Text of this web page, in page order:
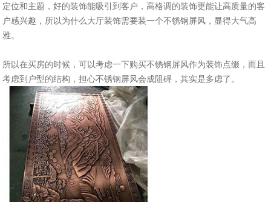
定位和主题，好的装饰能吸引到客户，高格调的装饰更能让高质量的客
户感兴趣，所以为什么大厅装饰需要装一个不锈钢屏风，显得大气高
雅。
所以在买房的时候，可以考虑一下购买不锈钢屏风作为装饰点缀，而且
考虑到户型的结构，担心不锈钢屏风会成阻碍，其实是多虑了。